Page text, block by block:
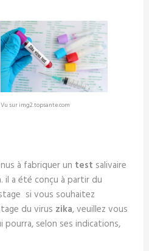
Vu sur img2.topsante.com
à fabriquer un test salivaire
. il a été conçu à partir du
si vous souhaitez
du virus zika, veuillez vous
selon ses indications,